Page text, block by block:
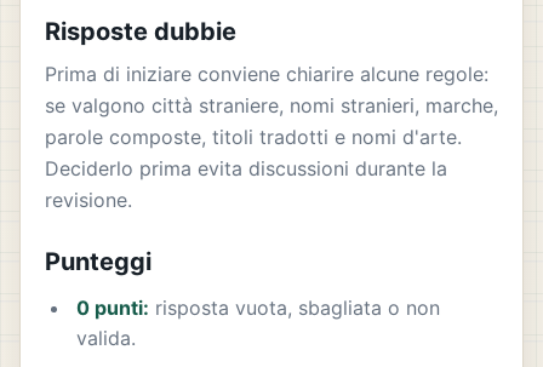
Risposte dubbie
Prima di iniziare conviene chiarire alcune regole:
se valgono città straniere, nomi stranieri, marche,
parole composte, titoli tradotti e nomi d'arte.
Deciderlo prima evita discussioni durante la
revisione.
Punteggi
0 punti: risposta vuota, sbagliata o non
valida.